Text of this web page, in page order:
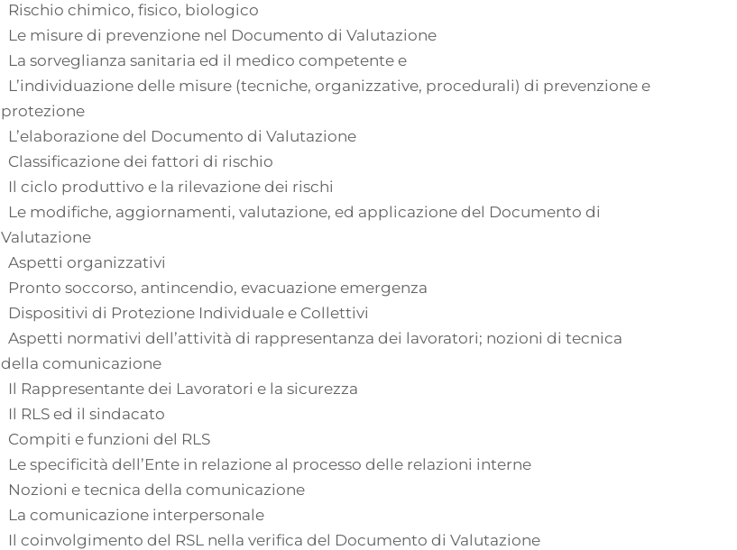
Rischio chimico, fisico, biologico
Le misure di prevenzione nel Documento di Valutazione
La sorveglianza sanitaria ed il medico competente e
L’individuazione delle misure (tecniche, organizzative, procedurali) di prevenzione e
protezione
L’elaborazione del Documento di Valutazione
Classificazione dei fattori di rischio
Il ciclo produttivo e la rilevazione dei rischi
Le modifiche, aggiornamenti, valutazione, ed applicazione del Documento di
Valutazione
Aspetti organizzativi
Pronto soccorso, antincendio, evacuazione emergenza
Dispositivi di Protezione Individuale e Collettivi
Aspetti normativi dell’attività di rappresentanza dei lavoratori; nozioni di tecnica
della comunicazione
Il Rappresentante dei Lavoratori e la sicurezza
Il RLS ed il sindacato
Compiti e funzioni del RLS
Le specificità dell’Ente in relazione al processo delle relazioni interne
Nozioni e tecnica della comunicazione
La comunicazione interpersonale
Il coinvolgimento del RSL nella verifica del Documento di Valutazione